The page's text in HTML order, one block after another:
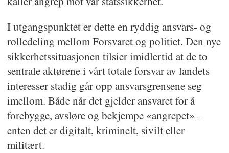
I utgangspunktet er dette en ryddig ansvars- og
rolledeling mellom Forsvaret og politiet. Den nye
sikkerhetssituasjonen tilsier imidlertid at de to
sentrale aktørene i vårt totale forsvar av landets
interesser stadig går opp ansvarsgrensene seg
imellom. Både når det gjelder ansvaret for å
forebygge, avsløre og bekjempe «angrepet» –
enten det er digitalt, kriminelt, sivilt eller
militært.